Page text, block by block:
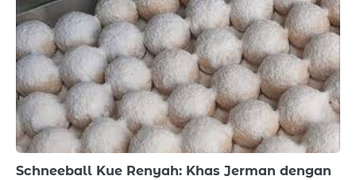
Schneeball Kue Renyah: Khas Jerman dengan